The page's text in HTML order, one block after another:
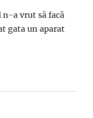
n-a vrut să facă
gata un aparat